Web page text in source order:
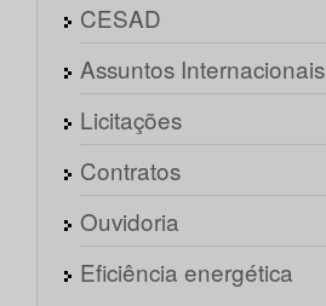
CESAD
Assuntos Internacionais
Licitações
Contratos
Ouvidoria
Eficiência energética